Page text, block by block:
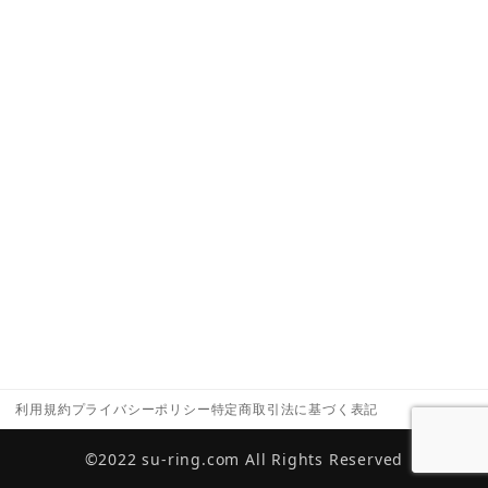
利用規約プライバシーポリシー特定商取引法に基づく表記
©2022 su-ring.com All Rights Reserved